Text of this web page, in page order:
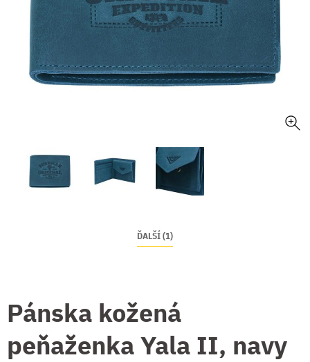
ĎALŠÍ (1)
Pánska kožená
peňaženka Yala II, navy